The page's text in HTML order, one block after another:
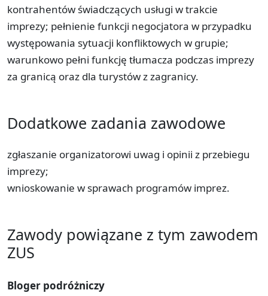
kontrahentów świadczących usługi w trakcie
imprezy; pełnienie funkcji negocjatora w przypadku
występowania sytuacji konfliktowych w grupie;
warunkowo pełni funkcję tłumacza podczas imprezy
za granicą oraz dla turystów z zagranicy.
Dodatkowe zadania zawodowe
zgłaszanie organizatorowi uwag i opinii z przebiegu
imprezy;
wnioskowanie w sprawach programów imprez.
Zawody powiązane z tym zawodem
ZUS
Bloger podróżniczy